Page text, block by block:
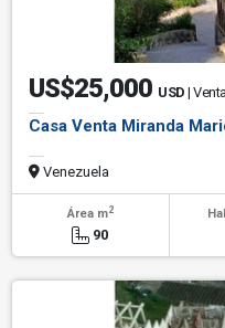
US$25,000 USD | Venta
Casa Venta Miranda
Venezuela
Área m2
90